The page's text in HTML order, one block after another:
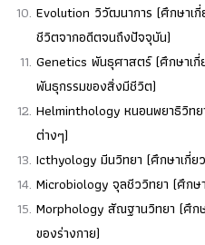
Evolution วิวัฒนาการ (ศึกษาเ
ชีวิตจากอดีตจนถึงปัจจุบัน)
Genetics พันธุศาสตร์ (ศึกษาเ
พันธุกรรมของสิ่งมีชีวิต)
Helminthology หนอนพยาธิวิท
ต่างๆ)
Icthyology มีนวิทยา (ศึกษาเกี่ย
Microbiology จุลชีววิทยา (ศึกษ
Morphology สัณฐานวิทยา (ศึก
ของร่างกาย)